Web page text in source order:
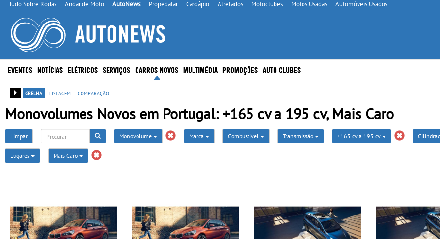
Tudo Sobre Rodas Andar de Moto AutoNews Propedalar Cardápio Atrelados Motoclubes Motos Usadas Automóveis Usados
EVENTOS NOTÍCIAS ELÉTRICOS SERVIÇOS CARROS NOVOS MULTIMÉDIA PROMOÇÕES AUTO CLUBES
grelha listagem comparação
Monovolumes Novos em Portugal: +165 cv a 195 cv, Mais Caro
Limpar Monovolume Marca Combustível Transmissão +165 cv a 195 cv
Lugares Mais Caro